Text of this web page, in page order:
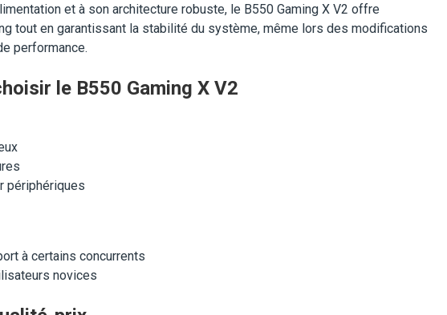
et à son architecture robuste, le B550 Gaming X V2 offre
tout en garantissant la stabilité du système, même lors des modifications
performance.
le B550 Gaming X V2
périphériques
à certains concurrents
novices